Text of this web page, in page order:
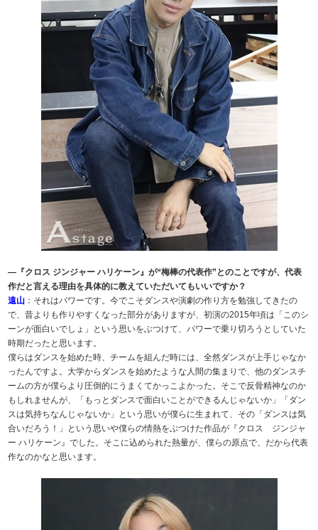
―『クロス ジンジャー ハリケーン』が“梅棒の代表作”とのことですが、代表
作だと言える理由を具体的に教えていただいてもいいですか？
遠山 ：それはパワーです。今でこそダンスや演劇の作り方を勉強してきたの
で、昔よりも作りやすくなった部分がありますが、初演の2015年頃は「このシ
ーンが面白いでしょ」という思いをぶつけて、パワーで乗り切ろうとしていた
時期だったと思います。
僕らはダンスを始めた時、チームを組んだ時には、全然ダンスが上手じゃなか
ったんですよ。大学からダンスを始めたような人間の集まりで、他のダンスチ
ームの方が僕らより圧倒的にうまくてかっこよかった。そこで反骨精神なのか
もしれませんが、「もっとダンスで面白いことができるんじゃないか」「ダン
スは気持ちなんじゃないか」という思いが僕らに生まれて、その「ダンスは気
合いだろう！」という思いや僕らの情熱をぶつけた作品が『クロス ジンジャ
ー ハリケーン』でした。そこに込められた熱量が、僕らの原点で、だから代表
作なのかなと思います。